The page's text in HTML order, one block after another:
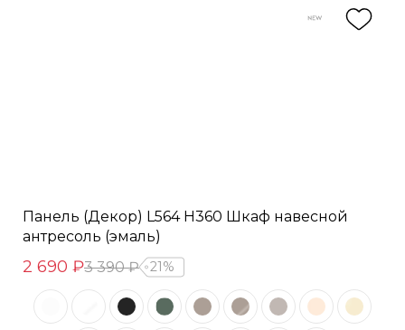
Панель (Декор) L564 H360 Шкаф навесной
антресоль (эмаль)
2 690 ₽3 390 ₽ 21%